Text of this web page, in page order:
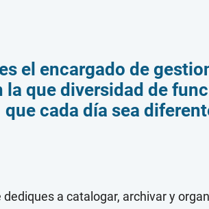
el encargado de
la que diversidad de
que cada día sea
a catalogar, archivar y